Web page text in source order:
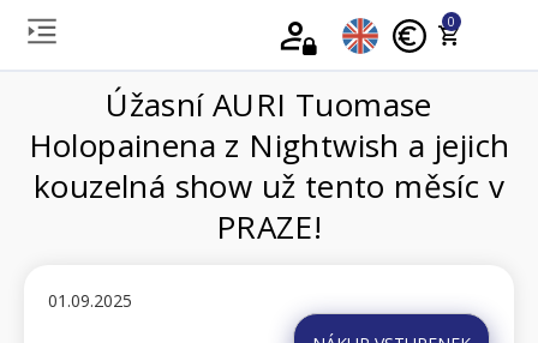
0
Úžasní AURI Tuomase
Holopainena z Nightwish a jejich
kouzelná show už tento měsíc v
PRAZE!
01.09.2025